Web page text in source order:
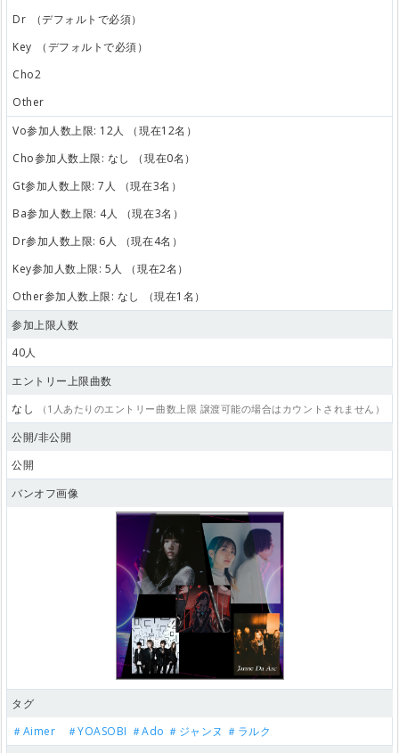
Dr
（デフォルトで必須）
Key
（デフォルトで必須）
Cho2
Other
Vo参加人数上限: 12人 （現在12名）
Cho参加人数上限: なし （現在0名）
Gt参加人数上限: 7人 （現在3名）
Ba参加人数上限: 4人 （現在3名）
Dr参加人数上限: 6人 （現在4名）
Key参加人数上限: 5人 （現在2名）
Other参加人数上限: なし （現在1名）
参加上限人数
40人
エントリー上限曲数
なし
（1人あたりのエントリー曲数上限 譲渡可能の場合はカウントされません）
公開/非公開
公開
バンオフ画像
タグ
＃Aimer ＃YOASOBI ＃Ado ＃ジャンヌ ＃ラルク